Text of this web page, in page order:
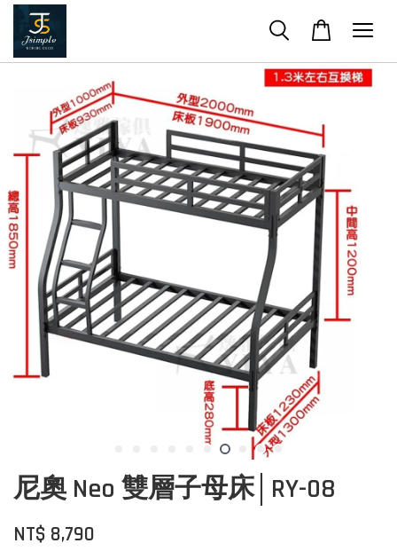
尼奧 Neo 雙層子母床│RY-08
NT$ 8,790